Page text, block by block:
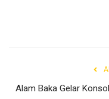
Alam Baka Gelar